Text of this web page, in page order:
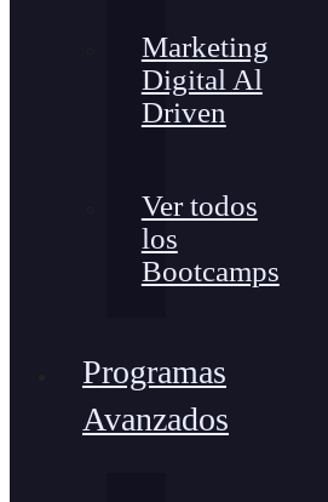
Marketing
Digital Al
Driven
Ver todos
los
Bootcamps
Programas
Avanzados